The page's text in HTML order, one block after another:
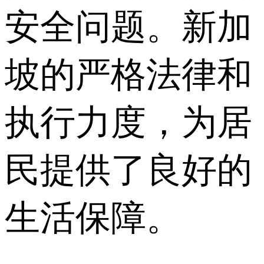
安全问题。新加
坡的严格法律和
执行力度，为居
民提供了良好的
生活保障。